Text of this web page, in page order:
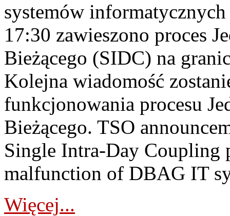
systemów
17:30 zawieszono proces
Bieżącego (SIDC) na
Kolejna wiadomość
funkcjonowania procesu
Bieżącego. TSO
Single Intra-Day Coupling
malfunction of DBAG IT
Więcej...